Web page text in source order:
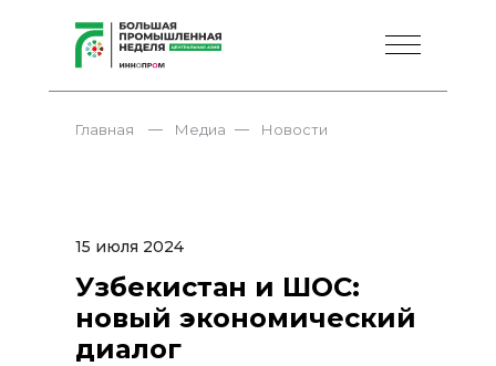
Главная Новости
— Медиа —
Узбекистан и ШОС:
новый экономический
диалог
15 июля 2024